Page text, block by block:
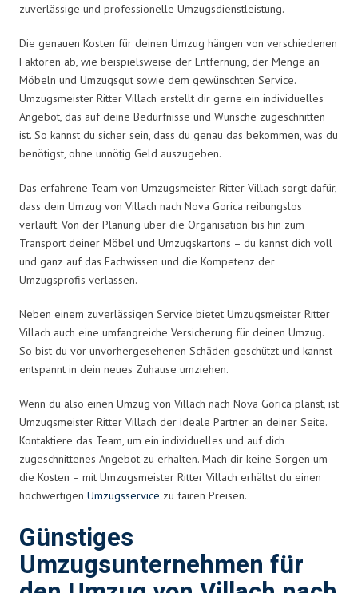
zuverlässige und professionelle Umzugsdienstleistung.
Die genauen Kosten für deinen Umzug hängen von verschiedenen
Faktoren ab, wie beispielsweise der Entfernung, der Menge an
Möbeln und Umzugsgut sowie dem gewünschten Service.
Umzugsmeister Ritter Villach erstellt dir gerne ein individuelles
Angebot, das auf deine Bedürfnisse und Wünsche zugeschnitten
ist. So kannst du sicher sein, dass du genau das bekommen, was du
benötigst, ohne unnötig Geld auszugeben.
Das erfahrene Team von Umzugsmeister Ritter Villach sorgt dafür,
dass dein Umzug von Villach nach Nova Gorica reibungslos
verläuft. Von der Planung über die Organisation bis hin zum
Transport deiner Möbel und Umzugskartons – du kannst dich voll
und ganz auf das Fachwissen und die Kompetenz der
Umzugsprofis verlassen.
Neben einem zuverlässigen Service bietet Umzugsmeister Ritter
Villach auch eine umfangreiche Versicherung für deinen Umzug.
So bist du vor unvorhergesehenen Schäden geschützt und kannst
entspannt in dein neues Zuhause umziehen.
Wenn du also einen Umzug von Villach nach Nova Gorica planst, ist
Umzugsmeister Ritter Villach der ideale Partner an deiner Seite.
Kontaktiere das Team, um ein individuelles und auf dich
zugeschnittenes Angebot zu erhalten. Mach dir keine Sorgen um
die Kosten – mit Umzugsmeister Ritter Villach erhältst du einen
hochwertigen Umzugsservice zu fairen Preisen.
Günstiges
Umzugsunternehmen für